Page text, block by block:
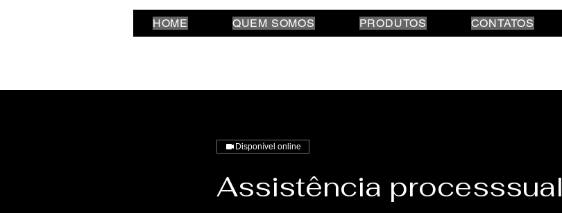
HOME QUEM SOMOS PRODUTOS CONTATOS
Disponível online
Assistência processsual